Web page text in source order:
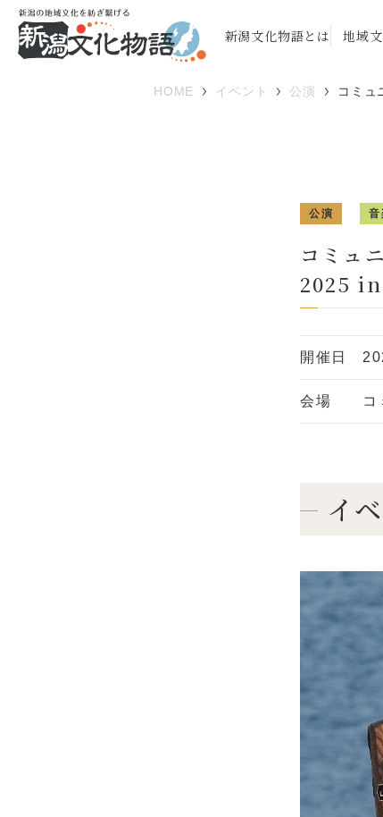
新潟文化物語とは 地域
HOME イベント 公演 コミュ
公演 音
コミュ
2025 in
開催日
会場 コ
イ